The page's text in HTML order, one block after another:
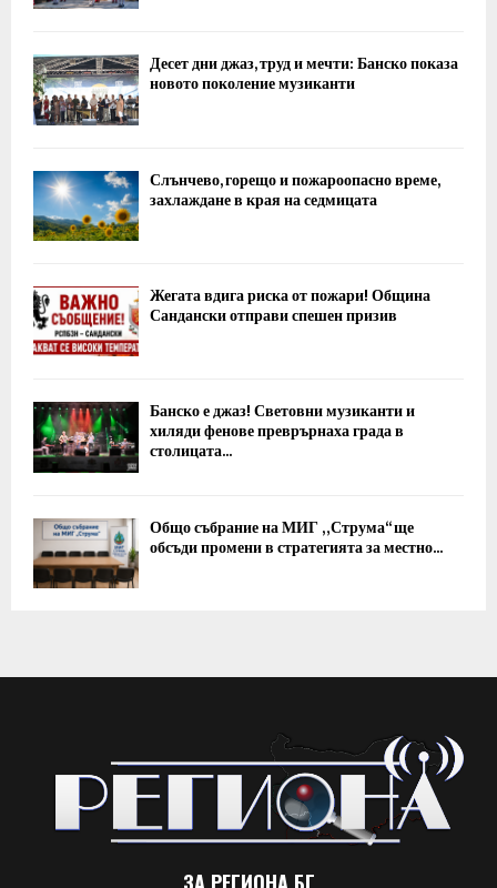
Десет дни джаз, труд и мечти: Банско показа
новото поколение музиканти
Слънчево, горещо и пожароопасно време,
захлаждане в края на седмицата
Жегата вдига риска от пожари! Община
Сандански отправи спешен призив
Банско е джаз! Световни музиканти и
хиляди фенове преврърнаха града в
столицата...
Общо събрание на МИГ „Струма“ ще
обсъди промени в стратегията за местно...
ЗА РЕГИОНА.БГ